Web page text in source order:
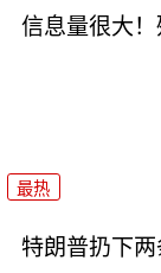
信息量很大
最热
特朗普扔下